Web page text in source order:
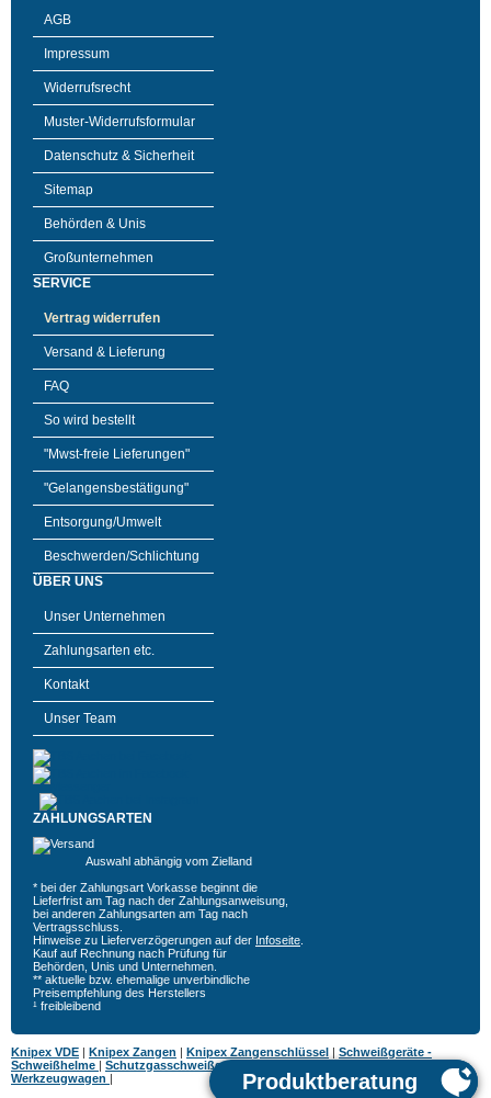
AGB
Impressum
Widerrufsrecht
Muster-Widerrufsformular
Datenschutz & Sicherheit
Sitemap
Behörden & Unis
Großunternehmen
SERVICE
Vertrag widerrufen
Versand & Lieferung
FAQ
So wird bestellt
"Mwst-freie Lieferungen"
"Gelangensbestätigung"
Entsorgung/Umwelt
Beschwerden/Schlichtung
ÜBER UNS
Unser Unternehmen
Zahlungsarten etc.
Kontakt
Unser Team
ZAHLUNGSARTEN
Auswahl abhängig vom Zielland
* bei der Zahlungsart Vorkasse beginnt die
Lieferfrist am Tag nach der Zahlungsanweisung,
bei anderen Zahlungsarten am Tag nach
Vertragsschluss.
Hinweise zu Lieferverzögerungen auf der Infoseite
Kauf auf Rechnung nach Prüfung für
Behörden, Unis und Unternehmen.
** aktuelle bzw. ehemalige unverbindliche
Preisempfehlung des Herstellers
¹ freibleibend
Knipex VDE | Knipex Zangen | Knipex Zangenschlüssel | Schweißgeräte -
Schweißhelme | Schutzgasschweißgeräte
Werkzeugwagen |